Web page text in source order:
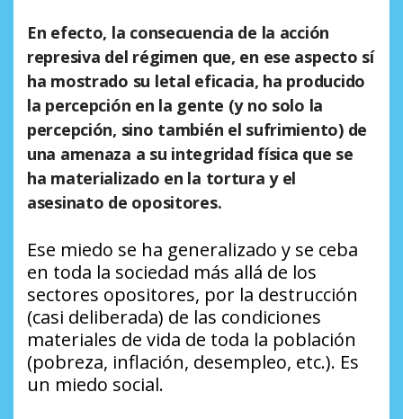
En efecto, la consecuencia de la acción
represiva del régimen que, en ese aspecto sí
ha mostrado su letal eficacia, ha producido
la percepción en la gente (y no solo la
percepción, sino también el sufrimiento) de
una amenaza a su integridad física que se
ha materializado en la tortura y el
asesinato de opositores.
Ese miedo se ha generalizado y se ceba
en toda la sociedad más allá de los
sectores opositores, por la destrucción
(casi deliberada) de las condiciones
materiales de vida de toda la población
(pobreza, inflación, desempleo, etc.). Es
un miedo social.